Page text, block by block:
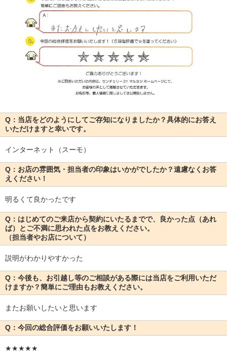
Q：当店をどのようにしてご存知になりましたか？具体的にお答え
いただけますと幸いです。
インターネット（スーモ）
Q：お店の雰囲気・担当者の印象はいかがでしたか？遠慮なくお答
えください！
明るくて良かったです
Q：はじめてのご来店から契約にいたるまでで、良かった点（あれ
ば）とご不満に思われた点をお教えください。
（担当者やお店について）
説明がわかりやすかった
Q：今後も、お引越し等のご相談がある際には当店をご利用いただ
けますか？簡単にご理由もお教えください。
またお願いしたいと思います
Q：今回の総合評価をお願いいたします！
★★★★★